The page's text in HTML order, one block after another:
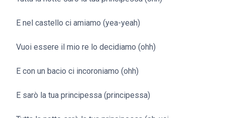
E nel castello ci amiamo (yea-yeah)
Vuoi essere il mio re lo decidiamo (ohh)
E con un bacio ci incoroniamo (ohh)
E sarò la tua principessa (principessa)